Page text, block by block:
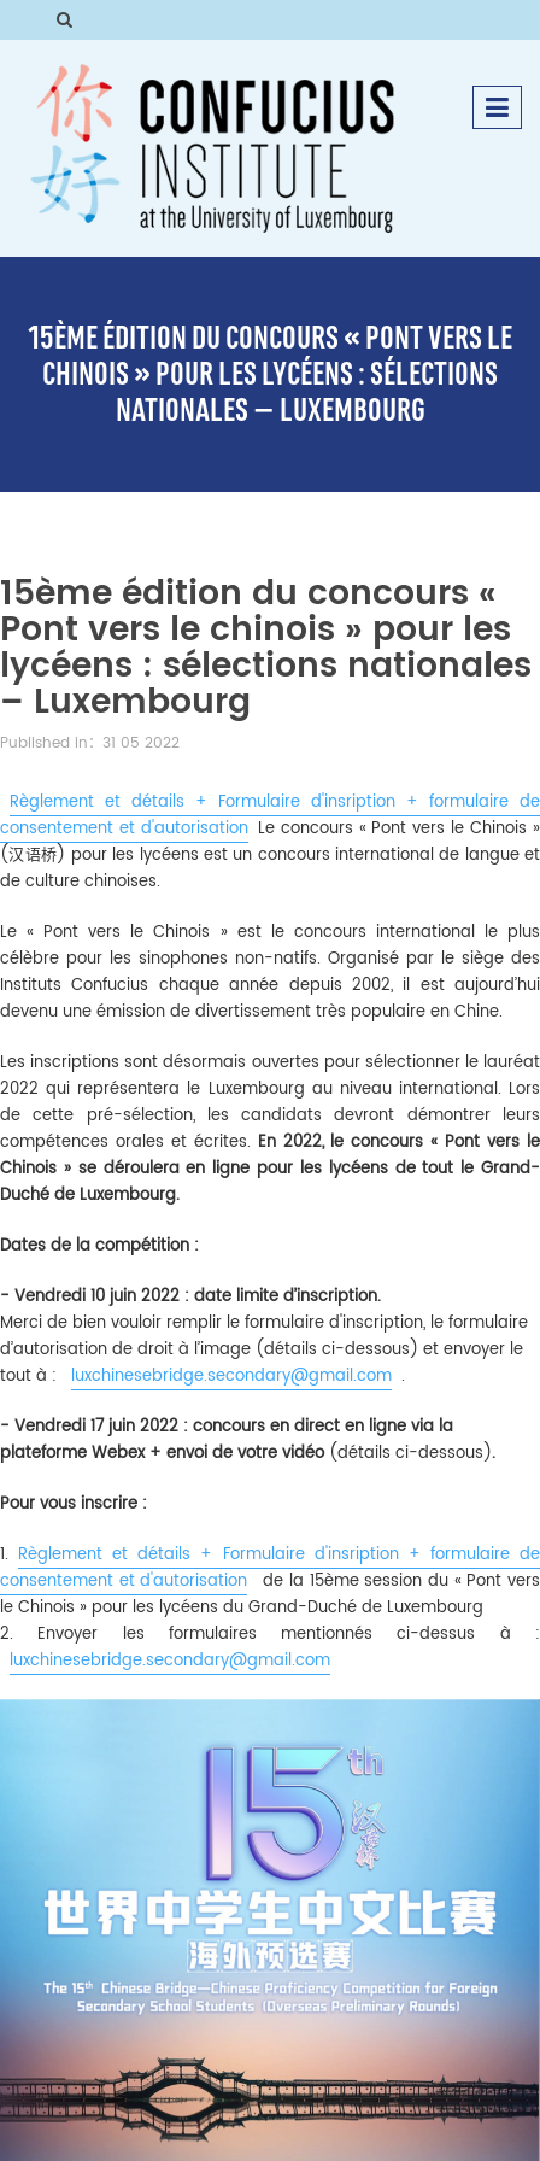
15ÈME ÉDITION DU CONCOURS « PONT VERS LE
CHINOIS » POUR LES LYCÉENS : SÉLECTIONS
NATIONALES – LUXEMBOURG
15ème édition du concours «
Pont vers le chinois » pour les
lycéens : sélections nationales
– Luxembourg
Published in：31 05 2022
Règlement et détails + Formulaire d'insription + formulaire de
consentement et d'autorisation Le concours « Pont vers le Chinois »
(汉语桥) pour les lycéens est un concours international de langue et
de culture chinoises.
Le « Pont vers le Chinois » est le concours international le plus
célèbre pour les sinophones non-natifs. Organisé par le siège des
Instituts Confucius chaque année depuis 2002, il est aujourd’hui
devenu une émission de divertissement très populaire en Chine.
Les inscriptions sont désormais ouvertes pour sélectionner le lauréat
2022 qui représentera le Luxembourg au niveau international. Lors
de cette pré-sélection, les candidats devront démontrer leurs
compétences orales et écrites. En 2022, le concours « Pont vers le
Chinois » se déroulera en ligne pour les lycéens de tout le Grand-
Duché de Luxembourg.
Dates de la compétition :
- Vendredi 10 juin 2022 : date limite d’inscription.
Merci de bien vouloir remplir le formulaire d'inscription, le formulaire
d’autorisation de droit à l’image (détails ci-dessous) et envoyer le
tout à :
luxchinesebridge.secondary@gmail.com .
- Vendredi 17 juin 2022 : concours en direct en ligne via la
plateforme Webex + envoi de votre vidéo (détails ci-dessous).
Pour vous inscrire :
1. Règlement et détails + Formulaire d'insription + formulaire de
consentement et d'autorisation
de la 15ème session du « Pont vers
le Chinois » pour les lycéens du Grand-Duché de Luxembourg
2. Envoyer les formulaires mentionnés ci-dessus à :
luxchinesebridge.secondary@gmail.com